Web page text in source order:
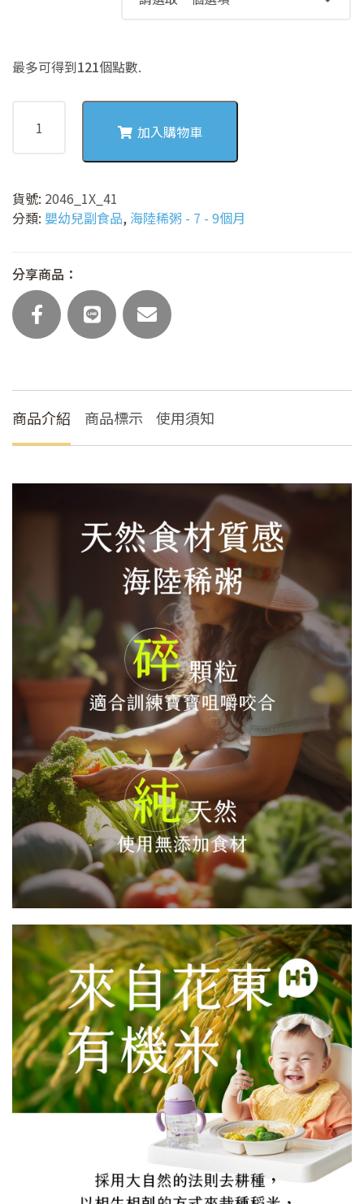
最多可得到121個點數.
菜
肉
肉
粥
(主
食
任
選)
加入購物車
貨號: 2046_1X_41
分類: 嬰幼兒副食品, 海陸稀粥 - 7 - 9個月
分享商品：
商品介紹 商品標示 使用須知